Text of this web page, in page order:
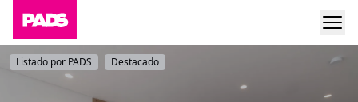
Listado por PADS Destacado